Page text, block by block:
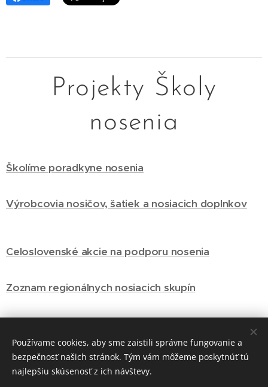
Projekty Školy
nosenia
Školíme poradkyne nosenia
Výrobcovia nosičov, šatiek a nosiacich doplnkov
Celoslovenské akcie na podporu nosenia
Zoznam regionálnych nosiacich skupín
rozhodovanie pri kúpe nosiča
Používame cookies, aby sme zaistili správne fungovanie a
bezpečnosť našich stránok. Tým vám môžeme poskytnúť tú
najlepšiu skúsenosť z ich návštevy.